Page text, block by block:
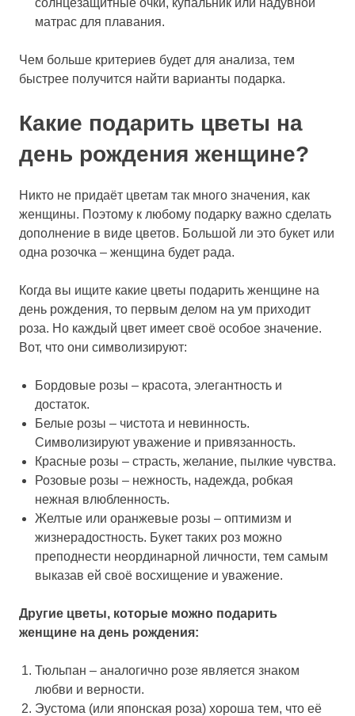
солнцезащитные очки, купальник или надувной
матрас для плавания.
Чем больше критериев будет для анализа, тем
быстрее получится найти варианты подарка.
Какие подарить цветы на
день рождения женщине?
Никто не придаёт цветам так много значения, как
женщины. Поэтому к любому подарку важно сделать
дополнение в виде цветов. Большой ли это букет или
одна розочка – женщина будет рада.
Когда вы ищите какие цветы подарить женщине на
день рождения, то первым делом на ум приходит
роза. Но каждый цвет имеет своё особое значение.
Вот, что они символизируют:
Бордовые розы – красота, элегантность и
достаток.
Белые розы – чистота и невинность.
Символизируют уважение и привязанность.
Красные розы – страсть, желание, пылкие чувства.
Розовые розы – нежность, надежда, робкая
нежная влюбленность.
Желтые или оранжевые розы – оптимизм и
жизнерадостность. Букет таких роз можно
преподнести неординарной личности, тем самым
выказав ей своё восхищение и уважение.
Другие цветы, которые можно подарить
женщине на день рождения:
Тюльпан – аналогично розе является знаком
любви и верности.
Эустома (или японская роза) хороша тем, что её